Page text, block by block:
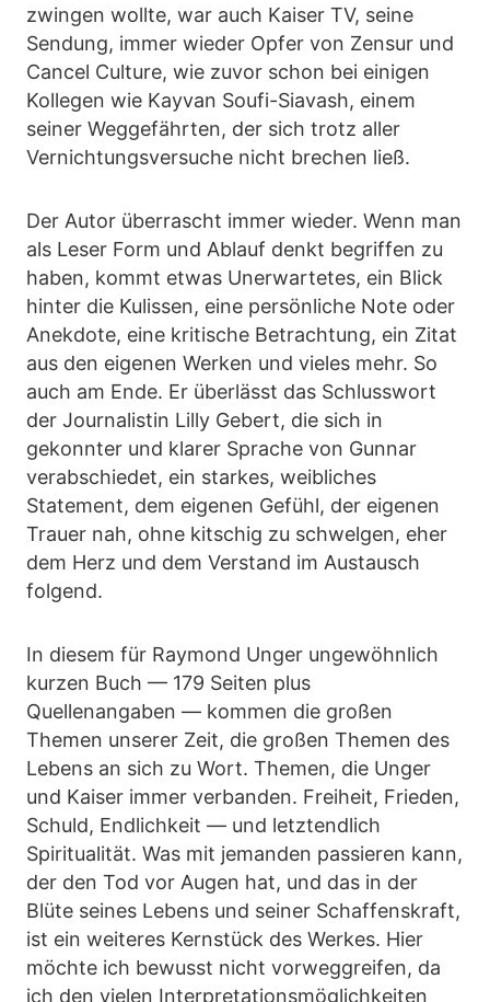
zwingen wollte, war auch Kaiser TV, seine
Sendung, immer wieder Opfer von Zensur und
Cancel Culture, wie zuvor schon bei einigen
Kollegen wie Kayvan Soufi-Siavash, einem
seiner Weggefährten, der sich trotz aller
Vernichtungsversuche nicht brechen ließ.
Der Autor überrascht immer wieder. Wenn man
als Leser Form und Ablauf denkt begriffen zu
haben, kommt etwas Unerwartetes, ein Blick
hinter die Kulissen, eine persönliche Note oder
Anekdote, eine kritische Betrachtung, ein Zitat
aus den eigenen Werken und vieles mehr. So
auch am Ende. Er überlässt das Schlusswort
der Journalistin Lilly Gebert, die sich in
gekonnter und klarer Sprache von Gunnar
verabschiedet, ein starkes, weibliches
Statement, dem eigenen Gefühl, der eigenen
Trauer nah, ohne kitschig zu schwelgen, eher
dem Herz und dem Verstand im Austausch
folgend.
In diesem für Raymond Unger ungewöhnlich
kurzen Buch — 179 Seiten plus
Quellenangaben — kommen die großen
Themen unserer Zeit, die großen Themen des
Lebens an sich zu Wort. Themen, die Unger
und Kaiser immer verbanden. Freiheit, Frieden,
Schuld, Endlichkeit — und letztendlich
Spiritualität. Was mit jemanden passieren kann,
der den Tod vor Augen hat, und das in der
Blüte seines Lebens und seiner Schaffenskraft,
ist ein weiteres Kernstück des Werkes. Hier
möchte ich bewusst nicht vorweggreifen, da
ich den vielen Interpretationsmöglichkeiten